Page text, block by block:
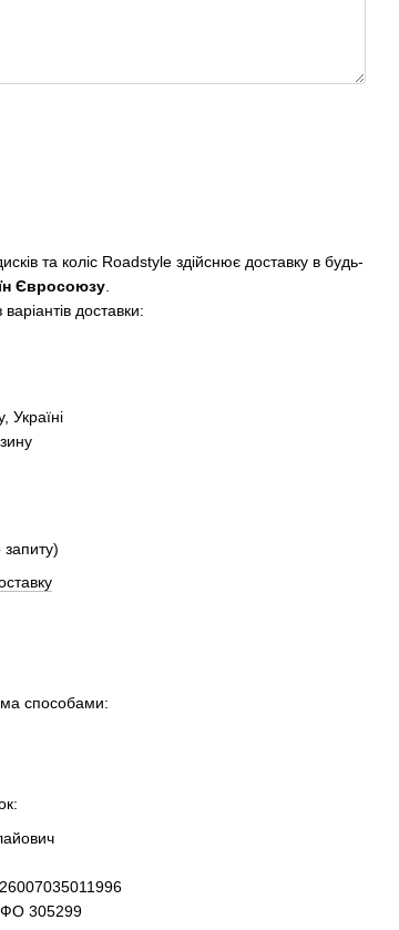
та коліс Roadstyle здійснює доставку в будь-
Євросоюзу
доставки:
Україні
способами:
305299